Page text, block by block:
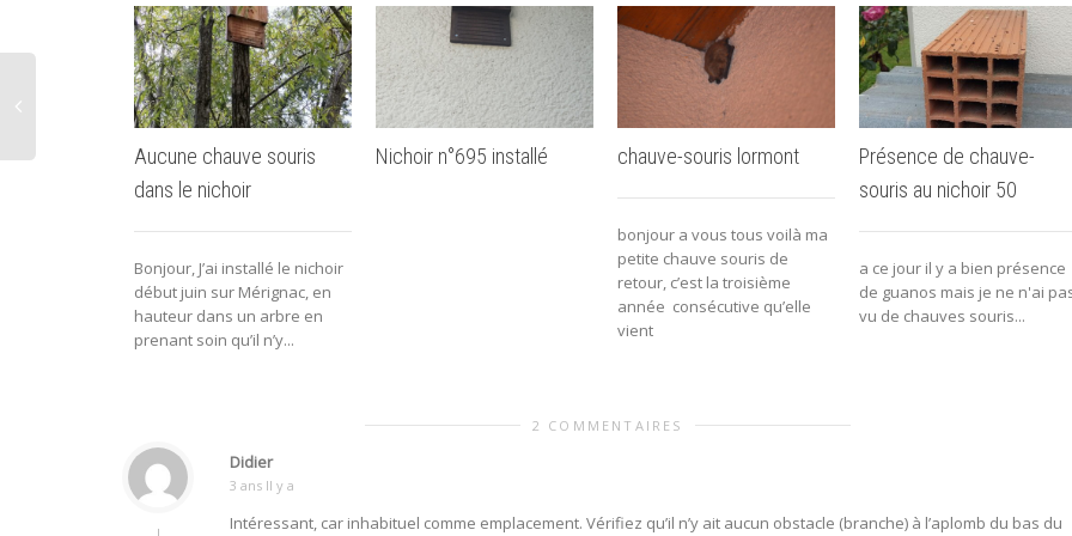
Aucune chauve souris
dans le nichoir
Bonjour, J’ai installé le nichoir
début juin sur Mérignac, en
hauteur dans un arbre en
prenant soin qu’il n’y...
Nichoir n°695 installé chauve-souris lormont
bonjour a vous tous voilà ma
petite chauve souris de
retour, c’est la troisième
année consécutive qu’elle
vient
Présence de chauve-
souris au nichoir 50
a ce jour il y a bien présence
de guanos mais je ne n'ai
vu de chauves souris...
2 COMMENTAIRES
Didier
3 ans Il y a
Intéressant, car inhabituel comme emplacement. Vérifiez qu’il n’y ait aucun obstacle (branche) à l’aplomb du bas du